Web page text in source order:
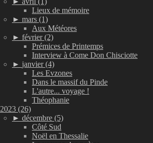
Lieux de mémoire
► mars (1)
Aux Météores
► février (2)
Prémices de Printemps
Interview à Come Don Chisciotte
► janvier (4)
Les Evzones
Dans le massif du Pinde
L'autre... voyage !
Théophanie
2023 (26)
► décembre (5)
Côté Sud
Noël en Thessalie